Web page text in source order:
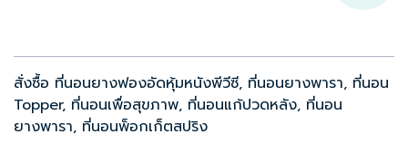
สั่งซื้อ ที่นอนยางฟองอัดหุ้มหนังพีวีซี, ที่นอนยางพารา, ที่นอน
Topper, ที่นอนเพื่อสุขภาพ, ที่นอนแก้ปวดหลัง, ที่นอน
ยางพารา, ที่นอนพ็อกเก็ตสปริง